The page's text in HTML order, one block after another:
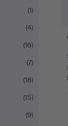
(1)
(4)
(16)
(7)
(18)
(15)
(9)